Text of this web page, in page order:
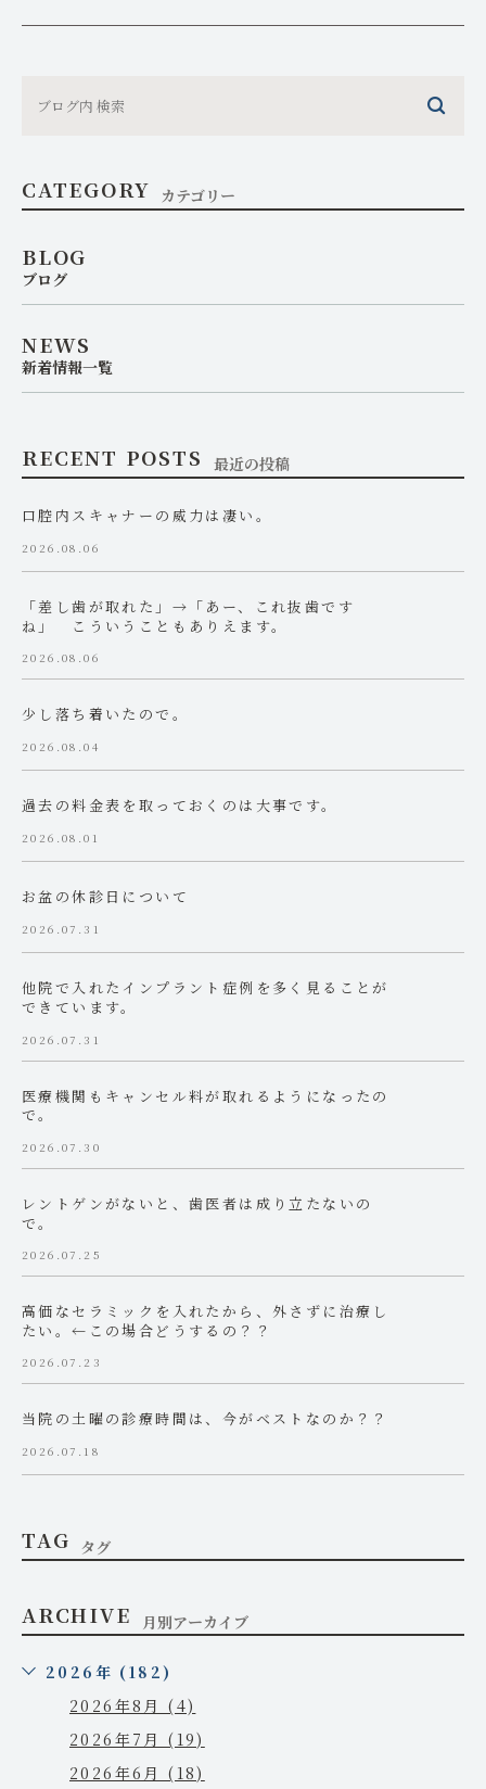
CATEGORY カテゴリー
BLOG
ブログ
NEWS
新着情報一覧
RECENT POSTS 最近の投稿
口腔内スキャナーの威力は凄い。
2026.08.06
「差し歯が取れた」→「あー、これ抜歯です
ね」 こういうこともありえます。
2026.08.06
少し落ち着いたので。
2026.08.04
過去の料金表を取っておくのは大事です。
2026.08.01
お盆の休診日について
2026.07.31
他院で入れたインプラント症例を多く見ることが
できています。
2026.07.31
医療機関もキャンセル料が取れるようになったの
で。
2026.07.30
レントゲンがないと、歯医者は成り立たないの
で。
2026.07.25
高価なセラミックを入れたから、外さずに治療し
たい。←この場合どうするの？？
2026.07.23
当院の土曜の診療時間は、今がベストなのか？？
2026.07.18
TAG タグ
ARCHIVE 月別アーカイブ
2026年 (182)
2026年8月 (4)
2026年7月 (19)
2026年6月 (18)